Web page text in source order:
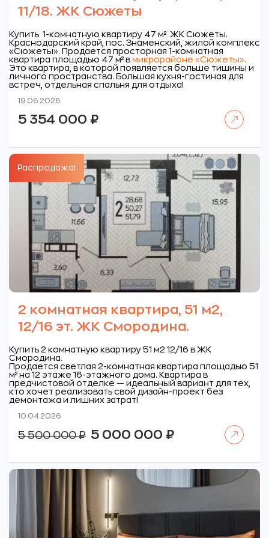
11/18. ЖК Сюжеты
Купить 1-комнатную квартиру 47 м² ЖК Сюжеты.
Краснодарский край, пос. Знаменский, жилой комплекс
«Сюжеты». Продается просторная 1-комнатная
квартира площадью 47 м² в микрорайоне «Сюжеты».
Это квартира, в которой появляется больше тишины и
личного пространства. Большая кухня-гостиная для
встреч, отдельная спальня для отдыха!
19.06.2026
5 354 000 ₽
Распродажа!
2 комнатная квартира, 51 м2,
12/16 эт. ЖК Смородина.
Купить 2 комнатную квартиру 51 м2 12/16 в ЖК
Смородина.
Продается светлая 2-комнатная квартира площадью 51
м² на 12 этаже 16-этажного дома. Квартира в
предчистовой отделке — идеальный вариант для тех,
кто хочет реализовать свой дизайн-проект без
демонтажа и лишних затрат!
10.04.2026
5 500 000₽
Первоначальная
цена
500
000 ₽.
5 000 000 ₽Текущая
000 ₽.